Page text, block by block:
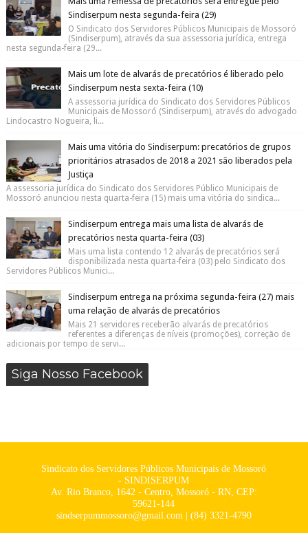
Sindiserpum nesta segunda-feira (29)
O Sindicato dos Servidores Públicos Municipais de Mossoró
(Sindiserpum), através da sua assessoria jurídica, entrega
nesta segunda-feira (29...
Mais um lote de alvarás de precatórios é liberado pelo
Sindiserpum nesta sexta-feira (10)
A assessoria jurídica do Sindicato dos Servidores Públicos
Municipais de Mossoró (Sindiserpum), através do advogado
Lindocastro Nogueira, li...
Mais uma vitória do Sindiserpum: precatórios de grupos
prioritários atrasados de 2018 a 2021 são liberados pela
Justiça
A assessoria jurídica do Sindicato dos Servidores Público Municipais de
Mossoró anunciou nesta quarta-feira (15) mais uma vitória do sindica...
Sindiserpum entrega mais uma lista de alvarás de
precatórios nesta quarta-feira (03)
Mais uma lista contendo 12 alvarás de precatórios será
disponibilizada nesta quarta-feira (03) pelo Sindicato dos
Servidores Públicos Munici...
Sindiserpum entrega na próxima segunda-feira (27) mais
uma relação de alvarás de precatórios
Mais 21 servidores receberão alvarás de precatórios
referentes a diferenças de níveis (promoções), correção de
adicionais por tempo de servi...
Siga Nosso Facebook
Sindicato dos Servidores Públicos Municipais de Mossoró
- SINDISERPUM
Av. Rio Branco, 1642 - Centro, Mossoró - RN, CEP:
59621-144
sindserpummossoro@gmail.com | (84) 3321-4790